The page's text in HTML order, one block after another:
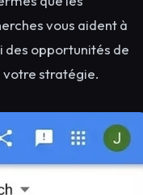
vous aident à
des opportunités de
votre stratégie.